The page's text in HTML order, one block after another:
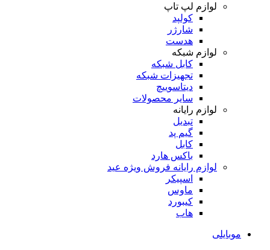
لوازم لپ تاپ
کولپد
شارژر
هدست
لوازم شبکه
کابل شبکه
تجهیزات شبکه
دیتاسوییچ
سایر محصولات
لوازم رایانه
تبدیل
گیم پد
کابل
باکس هارد
لوازم رایانه فروش ویژه عید
اسپیکر
ماوس
کیبورد
هاب
موبایلی